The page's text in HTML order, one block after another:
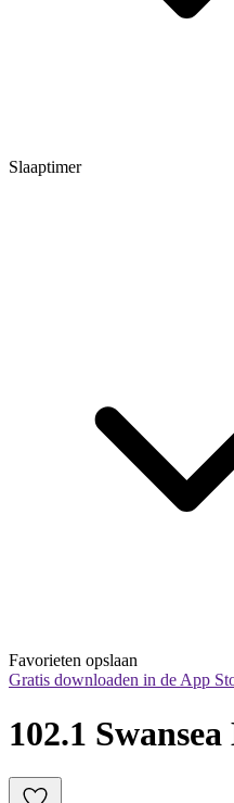
Slaaptimer
Favorieten opslaan
Gratis downloaden in de App
102.1